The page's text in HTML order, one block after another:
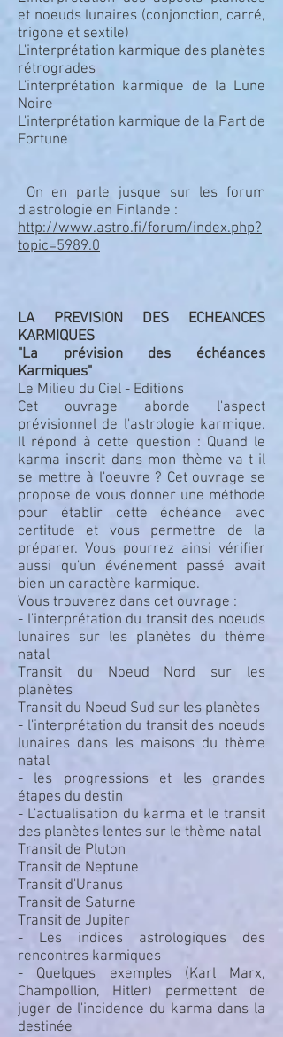
et noeuds lunaires (conjonction, carré,
trigone et sextile)
L'interprétation karmique des planètes
rétrogrades
L'interprétation karmique de la Lune
Noire
L'interprétation karmique de la Part de
Fortune
On en parle jusque sur les forum
d'astrologie en Finlande :
http://www.astro.fi/forum/index.php?
topic=5989.0
LA PREVISION DES ECHEANCES
KARMIQUES
"La prévision des échéances
Karmiques"
Le Milieu du Ciel - Editions
Cet ouvrage aborde l'aspect
prévisionnel de l'astrologie karmique.
Il répond à cette question : Quand le
karma inscrit dans mon thème va-t-il
se mettre à l'oeuvre ? Cet ouvrage se
propose de vous donner une méthode
pour établir cette échéance avec
certitude et vous permettre de la
préparer. Vous pourrez ainsi vérifier
aussi qu'un événement passé avait
bien un caractère karmique.
Vous trouverez dans cet ouvrage :
- l'interprétation du transit des noeuds
lunaires sur les planètes du thème
natal
Transit du Noeud Nord sur les
planètes
Transit du Noeud Sud sur les planètes
- l'interprétation du transit des noeuds
lunaires dans les maisons du thème
natal
- les progressions et les grandes
étapes du destin
- L'actualisation du karma et le transit
des planètes lentes sur le thème natal
Transit de Pluton
Transit de Neptune
Transit d'Uranus
Transit de Saturne
Transit de Jupiter
- Les indices astrologiques des
rencontres karmiques
- Quelques exemples (Karl Marx,
Champollion, Hitler) permettent de
juger de l'incidence du karma dans la
destinée